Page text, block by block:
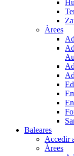
Àrees
Baleares
Accedir
Àrees